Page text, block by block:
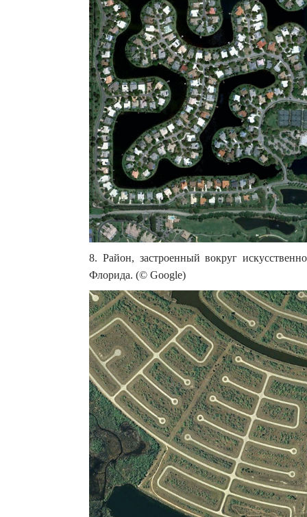
8. Район, застроенный вокруг
Флорида. (© Google)